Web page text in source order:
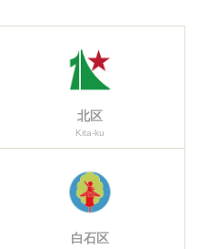
北区
Kita-ku
白石区